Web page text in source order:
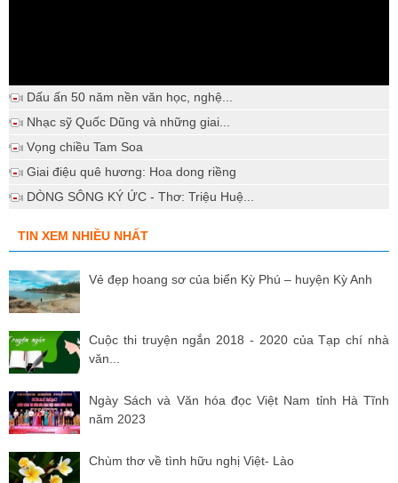
Dấu ấn 50 năm nền văn học, nghệ...
Nhạc sỹ Quốc Dũng và những giai...
Vọng chiều Tam Soa
Giai điệu quê hương: Hoa dong riềng
DÒNG SÔNG KÝ ỨC - Thơ: Triệu Huệ...
TIN XEM NHIỀU NHẤT
Vẻ đẹp hoang sơ của biển Kỳ Phú – huyện Kỳ Anh
Cuộc thi truyện ngắn 2018 - 2020 của Tạp chí nhà
văn...
Ngày Sách và Văn hóa đọc Việt Nam tỉnh Hà Tĩnh
năm 2023
Chùm thơ về tình hữu nghị Việt- Lào